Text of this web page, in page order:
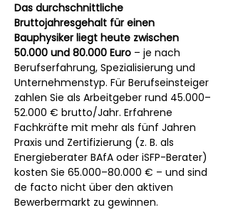
Das durchschnittliche
Bruttojahresgehalt für einen
Bauphysiker liegt heute zwischen
50.000 und 80.000 Euro – je nach
Berufserfahrung, Spezialisierung und
Unternehmenstyp. Für Berufseinsteiger
zahlen Sie als Arbeitgeber rund 45.000–
52.000 € brutto/Jahr. Erfahrene
Fachkräfte mit mehr als fünf Jahren
Praxis und Zertifizierung (z. B. als
Energieberater BAfA oder iSFP-Berater)
kosten Sie 65.000–80.000 € – und sind
de facto nicht über den aktiven
Bewerbermarkt zu gewinnen.